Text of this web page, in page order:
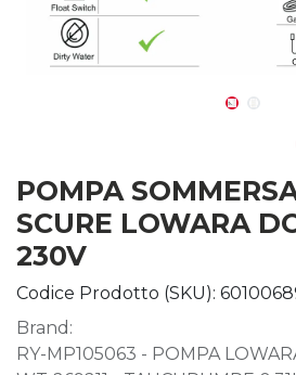
POMPA
SCURE LOWARA
230V
Codice Prodotto (SKU):
Brand:
RY-MP105063 - POMPA